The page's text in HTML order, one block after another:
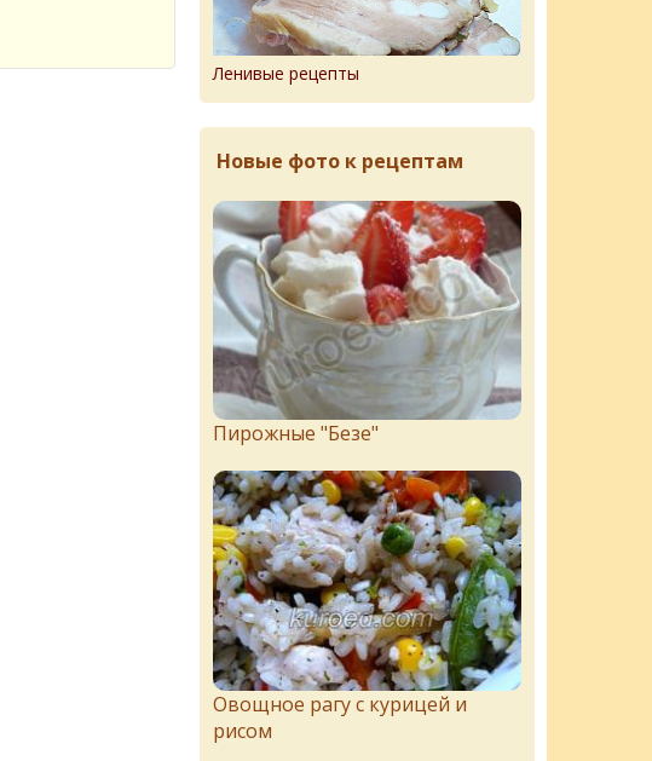
Ленивые рецепты
Новые фото к рецептам
Пирожныe "Бeзe"
Овощное рагу с курицей и
рисом